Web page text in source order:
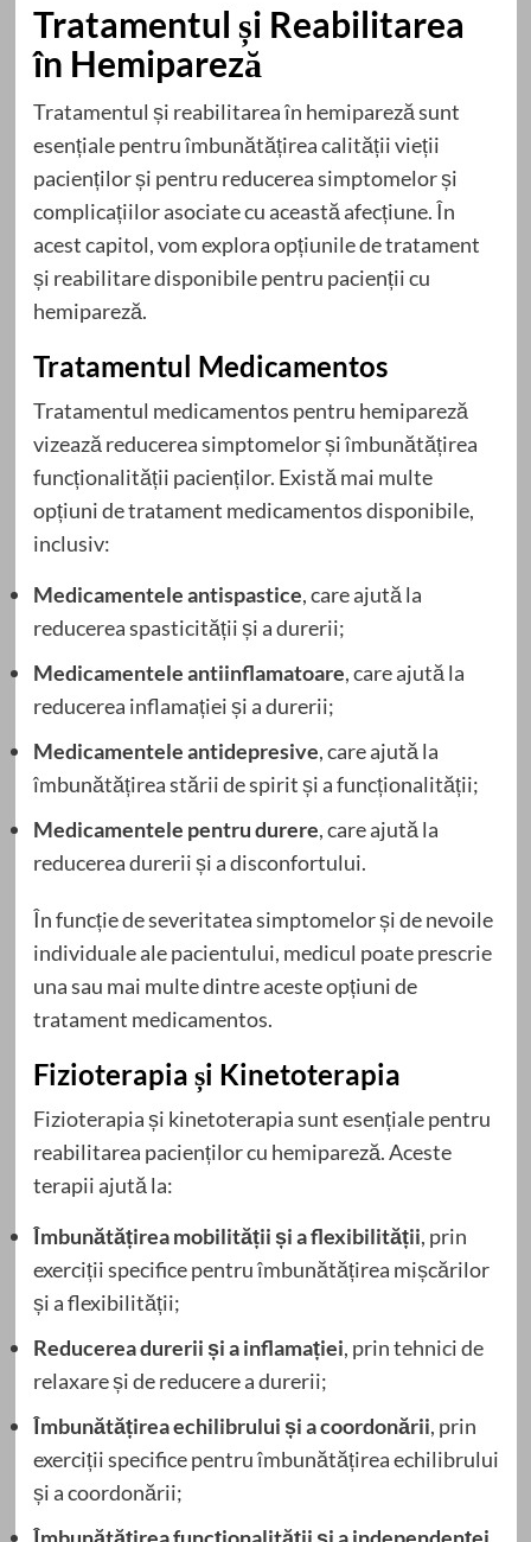
Tratamentul și Reabilitarea
în Hemipareză
Tratamentul și reabilitarea în hemipareză sunt
esențiale pentru îmbunătățirea calității vieții
pacienților și pentru reducerea simptomelor și
complicațiilor asociate cu această afecțiune. În
acest capitol, vom explora opțiunile de tratament
și reabilitare disponibile pentru pacienții cu
hemipareză.
Tratamentul Medicamentos
Tratamentul medicamentos pentru hemipareză
vizează reducerea simptomelor și îmbunătățirea
funcționalității pacienților. Există mai multe
opțiuni de tratament medicamentos disponibile,
inclusiv:
Medicamentele antispastice, care ajută la
reducerea spasticității și a durerii;
Medicamentele antiinflamatoare, care ajută la
reducerea inflamației și a durerii;
Medicamentele antidepresive, care ajută la
îmbunătățirea stării de spirit și a funcționalității;
Medicamentele pentru durere, care ajută la
reducerea durerii și a disconfortului.
În funcție de severitatea simptomelor și de nevoile
individuale ale pacientului, medicul poate prescrie
una sau mai multe dintre aceste opțiuni de
tratament medicamentos.
Fizioterapia și Kinetoterapia
Fizioterapia și kinetoterapia sunt esențiale pentru
reabilitarea pacienților cu hemipareză. Aceste
terapii ajută la:
Îmbunătățirea mobilității și a flexibilității, prin
exerciții specifice pentru îmbunătățirea mișcărilor
și a flexibilității;
Reducerea durerii și a inflamației, prin tehnici de
relaxare și de reducere a durerii;
Îmbunătățirea echilibrului și a coordonării, prin
exerciții specifice pentru îmbunătățirea echilibrului
și a coordonării;